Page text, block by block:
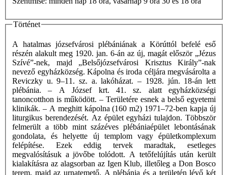
Történet
A hatalmas józsefvárosi plébániának a Körúttól befelé eső
részén alakult meg 1920. jan. 6-án az új, magát először „Jézus
Szívé”-nek, majd „Belsőjózsefvárosi Krisztus Király”-nak
nevező egyházközség. Kápolna és iroda céljára megvásárolta a
Reviczky u. 9–11. sz. a. lakóházat. – 1928. jún. 18-án lett
plébánia. – A József krt. 41. sz. alatt egyházközségi
tanoncotthon is működött. – Területére esnek a belső egyetemi
klinikák. – A meghitt kápolna (160 m2) 1971–72-ben kapja új
liturgikus berendezését. Az épület egyházi tulajdon. Többször
felmerült a több mint százéves plébániaépület lebontásának
gondolata, és helyette új templom vagy épületkomplexum
felépítése. Ezek eddig tervek maradtak, esetleges
megvalósításuk a jövőbe tolódott. A tetőfelújítás után került
kialakításra az alagsorban az Igen Klub, illetőleg a Don Bosco
terem, majd az urnatemető. A plébánia és a területén lévő két